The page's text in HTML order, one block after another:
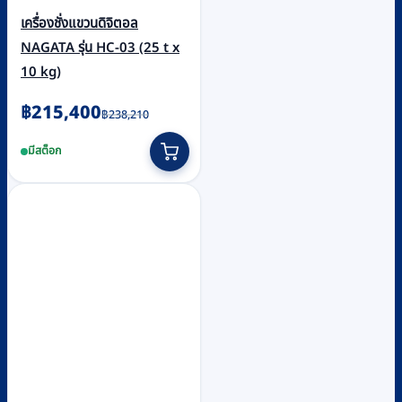
เครื่องชั่งแขวนดิจิตอล
NAGATA รุ่น HC-03 (25 t x
10 kg)
฿238,210
Original
was:
฿238,210.
฿215,400
Current
is:
฿215,400.
มีสต็อก